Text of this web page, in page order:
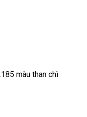
màu than chì